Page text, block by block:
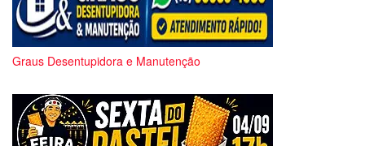
Graus Desentupidora e Manutenção